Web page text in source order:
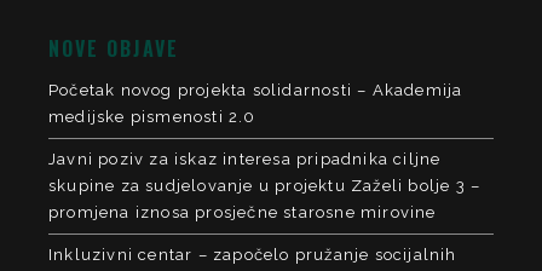
NOVE OBJAVE
Početak novog projekta solidarnosti – Akademija
medijske pismenosti 2.0
Javni poziv za iskaz interesa pripadnika ciljne
skupine za sudjelovanje u projektu Zaželi bolje 3 –
promjena iznosa prosječne starosne mirovine
Inkluzivni centar – započelo pružanje socijalnih